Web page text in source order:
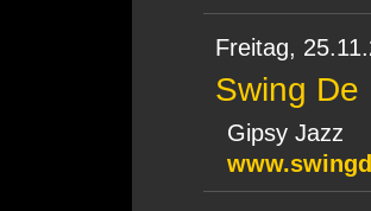
Freitag,
Swing De
Gipsy Jazz